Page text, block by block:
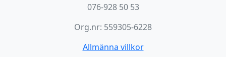
076-928 50 53
Org.nr: 559305-6228
Allmänna villkor